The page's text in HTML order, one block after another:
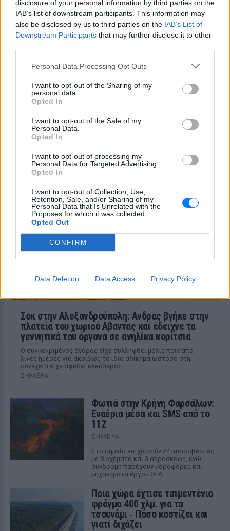
disclosure of your personal information by third parties on the
IAB’s list of downstream participants. This information may
also be disclosed by us to third parties on the IAB’s List of
Downstream Participants that may further disclose it to other
Personal Data Processing Opt Outs
I want to opt-out of the Sharing of my
personal data.
Opted In
I want to opt-out of the Sale of my
Personal Data.
Opted In
I want to opt-out of processing my
Personal Data for Targeted Advertising.
Opted In
I want to opt-out of Collection, Use,
Retention, Sale, and/or Sharing of my
Personal Data that Is Unrelated with the
Purposes for which it was collected.
Opted Out
CONFIRM
Data Deletion Data Access Privacy Policy
Όσα είπε ο πρόεδρος της Θέουτα
απευθυνόμενος στο Ευρωπαϊκό
Κοινοβούλιο
Στα άκρα ο πόλεμος UEFA‑FIFA:
Ευρωπαίοι και ζητούν
Ινφαντίνο
Νέα ανακοίνωση της UEFA η οποία
σημειώνει ότι επιμένει στη θέση της για
μποϊκοτάζ από τις διοργανώσεις της
«Καλό ταξίδι μικρέ»: Πέθανε το
λευκό κουτάβι που το είχαν
– Το σπαρακτικό βίντεο
ΣΉΜΕΡΑ
Μια μοναδική σχέση ανάμεσα σε λύκους
Σοκ στην Αλεξανδρούπολη: Ανδρας βγήκε στην
πλατεία του χωριού Αβαντας και έδειχνε τα
γεννητικά του όργανα σε ανηλίκα κορίτσια
Ο συγκεκριμένος άνδρας είχε συλληφθεί μόλις πριν από
λίγες ημέρες για ακριβώς το ίδιο αδίκημα ωστόσο στη
συνέχεια είχε αφεθεί ελεύθερος
ΣΉΜΕΡΑ
Φωτιά στην Κρήνη Φαρσάλων:
Εναέρια μέσα και SMS από το
112
ΣΉΜΕΡΑ
Στο σημείο επιχειρούν 24 πυροσβέστες
με 8 οχήματα και 3 αεροσκάφη, ενώ
συνδρομή παρέχουν υδροφόρες και
μηχανήματα έργου ΟΤΑ.
Ποια χώρα έχτισε τσιμεντένιο
φράγμα 400 χλμ. για τα
τσουνάμι ‑ Πόσο κοστίζει και
γιατί διχάζει